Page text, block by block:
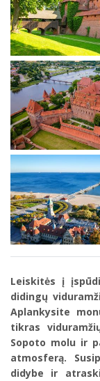
Leiskitės į
didingų
Aplankysite
tikras
Sopoto molu ir
atmosferą.
didybe ir